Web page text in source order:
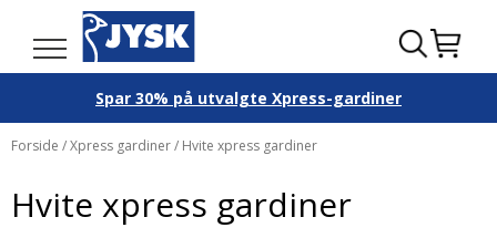
Spar 30% på utvalgte Xpress-gardiner
Forside /Xpress gardiner/ Hvite xpress gardiner
Hvite xpress gardiner